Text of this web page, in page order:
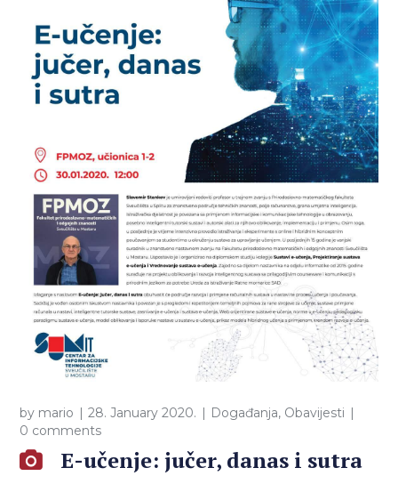
by mario 28. January 2020. Događanja, Obavijesti
0 comments
E-učenje: jučer, danas i sutra